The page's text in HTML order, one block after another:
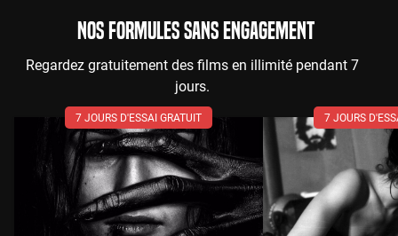
NOS FORMULES SANS ENGAGEMENT
Regardez gratuitement des films en illimité pendant 7
jours.
7 JOURS D'ESSAI GRATUIT 7 JOURS